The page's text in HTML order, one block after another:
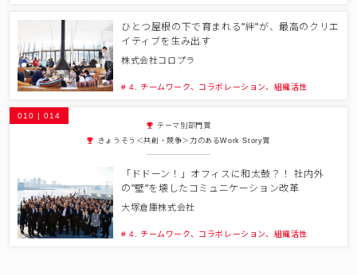
ひとつ屋根の下で育まれる"絆"が、最高のクリエ
イティブを生み出す
株式会社コロプラ
# 4. チームワーク、コラボレーション、組織活性
010 | 014
テーマ別部門賞
きょうそう＜共創・競争＞力のあるWork Story賞
「ドドーン！」オフィスに和太鼓？！ 社内外
の"壁"を壊したコミュニケーション改革
大塚倉庫株式会社
# 4. チームワーク、コラボレーション、組織活性